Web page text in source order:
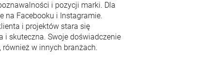
i pozycji marki. Dla
na Facebooku i Instagramie.
i projektów stara się
i skuteczna. Swoje doświadczenie
w innych branżach.